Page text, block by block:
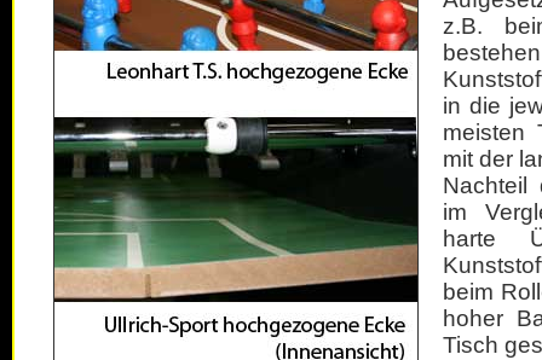
z.B.
in die
meisten
mit der
Nachteil
im
harte
beim
hoher
Tisch